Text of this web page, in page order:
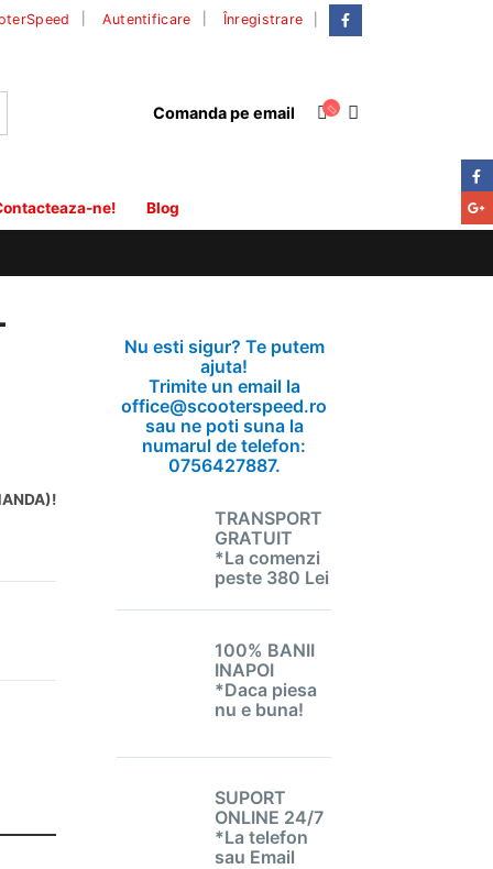
Autentificare Înregistrare
Comanda pe email
ne! Blog
Nu esti sigur? Te putem
ajuta!
Trimite un email la
office@scooterspeed.ro
sau ne poti suna la
numarul de telefon:
0756427887.
TRANSPORT
GRATUIT
*La comenzi
peste 380 Lei
100% BANII
INAPOI
*Daca piesa
nu e buna!
SUPORT
ONLINE 24/7
*La telefon
sau Email